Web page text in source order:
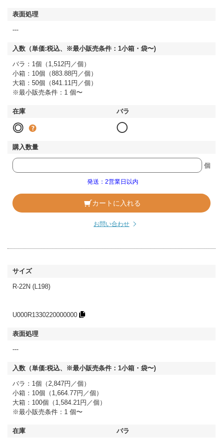
---
バラ：1個（1,512円／個）
小箱：10個（883.88円／個）
大箱：50個（841.11円／個）
※最小販売条件：1 個〜
◎ ◯
個
発送：2営業日以内
カートに入れる
お問い合わせ
R-22N (L198)
U000R1330220000000
---
バラ：1個（2,847円／個）
小箱：10個（1,664.77円／個）
大箱：100個（1,584.21円／個）
※最小販売条件：1 個〜